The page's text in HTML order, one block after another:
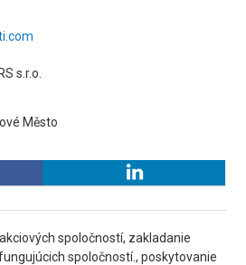
s.r.o.
Město
spoločností, zakladanie
spoločností., poskytovanie